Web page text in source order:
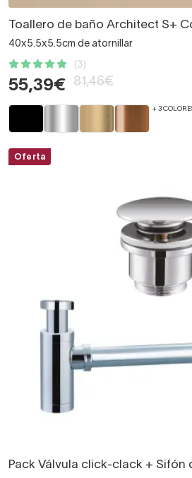
Toallero de baño Architect S+
40x5.5x5.5cm de atornillar
(3)
55,39€ 81,46€
+ 3
Oferta
Pack Válvula click-clack + Sifón